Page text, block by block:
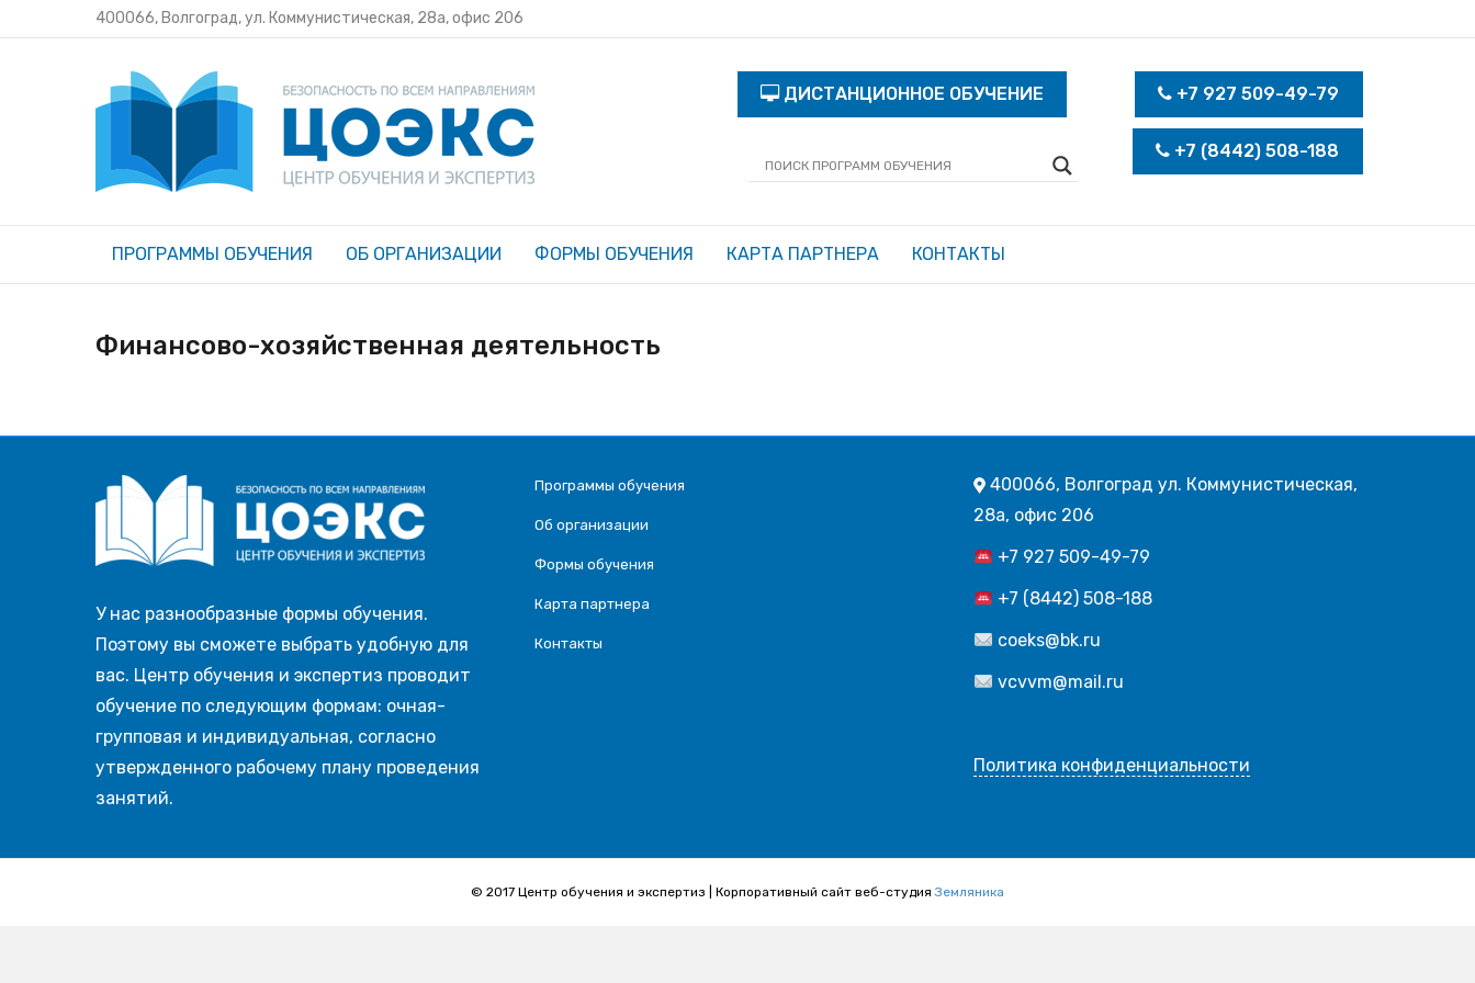
400066, Волгоград, ул. Коммунистическая, 28а, офис 206
ДИСТАНЦИОННОЕ ОБУЧЕНИЕ +7 927 509-49-79
+7 (8442) 508-188
ПРОГРАММЫ ОБУЧЕНИЯ ОБ ОРГАНИЗАЦИИ ФОРМЫ ОБУЧЕНИЯ КАРТА ПАРТНЕРА КОНТАКТЫ
Финансово-хозяйственная деятельность
У нас разнообразные формы обучения.
Поэтому вы сможете выбрать удобную для
вас. Центр обучения и экспертиз проводит
обучение по следующим формам: очная-
групповая и индивидуальная, согласно
утвержденного рабочему плану проведения
занятий.
Программы обучения
Об организации
Формы обучения
Карта партнера
Контакты
400066, Волгоград ул. Коммунистическая,
28а, офис 206
+7 927 509-49-79
+7 (8442) 508-188
coeks@bk.ru
vcvvm@mail.ru
Политика конфиденциальности
© 2017 Центр обучения и экспертиз | Корпоративный сайт веб-студия Земляника